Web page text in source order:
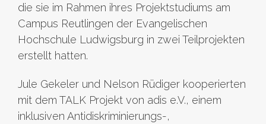
die sie im Rahmen ihres Projektstudiums am
Campus Reutlingen der Evangelischen
Hochschule Ludwigsburg in zwei Teilprojekten
erstellt hatten.
Jule Gekeler und Nelson Rüdiger kooperierten
mit dem TALK Projekt von adis e.V., einem
inklusiven Antidiskriminierungs-,